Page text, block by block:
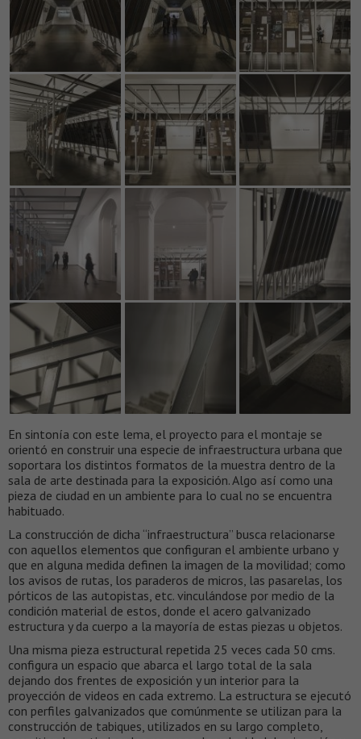
En sintonía con este lema, el proyecto para el montaje se
orientó en construir una especie de infraestructura urbana que
soportara los distintos formatos de la muestra dentro de la
sala de arte destinada para la exposición. Algo así como una
pieza de ciudad en un ambiente para lo cual no se encuentra
habituado.
La construcción de dicha “infraestructura” busca relacionarse
con aquellos elementos que configuran el ambiente urbano y
que en alguna medida definen la imagen de la movilidad; como
los avisos de rutas, los paraderos de micros, las pasarelas, los
pórticos de las autopistas, etc. vinculándose por medio de la
condición material de estos, donde el acero galvanizado
estructura y da cuerpo a la mayoría de estas piezas u objetos.
Una misma pieza estructural repetida 25 veces cada 50 cms.
configura un espacio que abarca el largo total de la sala
dejando dos frentes de exposición y un interior para la
proyección de videos en cada extremo. La estructura se ejecutó
con perfiles galvanizados que comúnmente se utilizan para la
construcción de tabiques, utilizados en su largo completo,